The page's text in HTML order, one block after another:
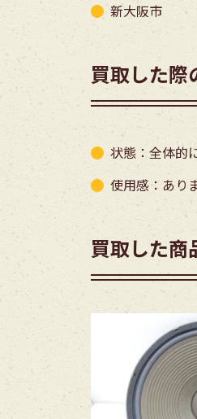
新大阪市
買取した際
状態：全体的
使用感：あり
買取した商